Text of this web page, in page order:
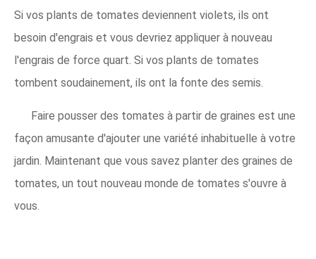
Si vos plants de tomates deviennent violets, ils ont
besoin d'engrais et vous devriez appliquer à nouveau
l'engrais de force quart. Si vos plants de tomates
tombent soudainement, ils ont la fonte des semis.
Faire pousser des tomates à partir de graines est une
façon amusante d'ajouter une variété inhabituelle à votre
jardin. Maintenant que vous savez planter des graines de
tomates, un tout nouveau monde de tomates s'ouvre à
vous.